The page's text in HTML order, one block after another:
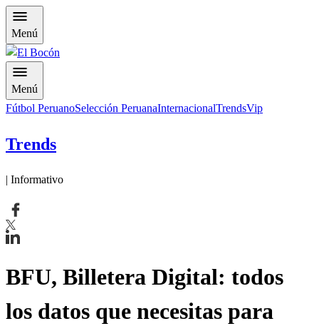
Menú
Menú
Fútbol PeruanoSelección PeruanaInternacionalTrendsVip
Trends
| Informativo
BFU, Billetera Digital: todos
los datos que necesitas para